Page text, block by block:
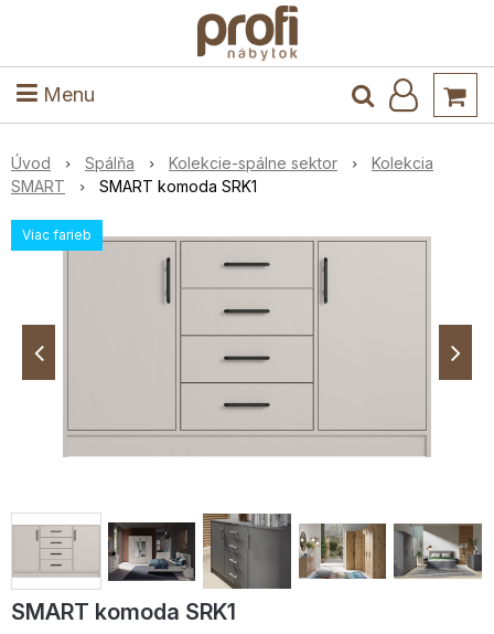
Menu
Kuchyňa a jedáleň
Úvod Spálňa Kolekcie-spálne sektor
Kolekcia
SMART
SMART komoda SRK1
Viac farieb
SMART komoda SRK1